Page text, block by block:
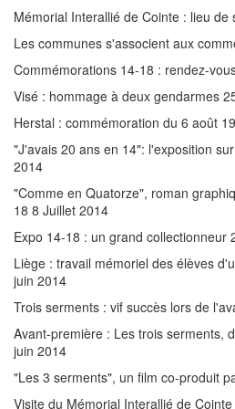
Mémorial Interallié de Cointe : lieu
Les communes s'associent aux
Commémorations 14-18 : rendez-
Visé : hommage à deux gendarmes
Herstal : commémoration du 6 août
"J'avais 20 ans en 14": l'exposition
2014
"Comme en Quatorze", roman
18 8 Juillet 2014
Expo 14-18 : un grand collectionneur
Liège : travail mémoriel des élèves
juin 2014
Trois serments : vif succès lors de
Avant-première : Les trois serments,
juin 2014
"Les 3 serments", un film co-produit
Visite du Mémorial Interallié de